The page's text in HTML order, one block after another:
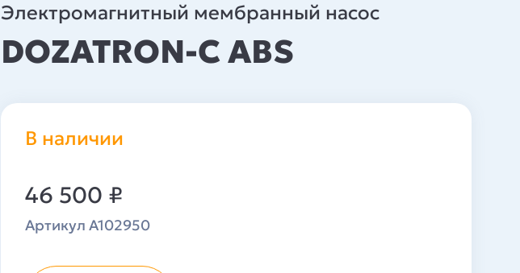
Электромагнитный мембранный насос
DOZATRON-C ABS
В наличии
46 500 ₽
Артикул A102950